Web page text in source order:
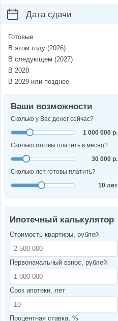
Дата сдачи
Готовые
В этом году (2026)
В следующем (2027)
В 2028
В 2029 или позднее
Ваши возможности
Сколько у Вас денег сейчас?
1 000 000 р.
Сколько готовы платить в месяц?
30 000 р.
Сколько лет готовы платить?
10 лет
Ипотечный калькулятор
Стоимость квартиры, рублей
Первоначальный взнос, рублей
Срок ипотеки, лет
Процентная ставка, %